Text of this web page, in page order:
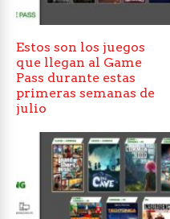
Estos son los juegos
que llegan al Game
Pass durante estas
primeras semanas de
julio